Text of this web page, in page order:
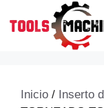
Inicio / Inserto